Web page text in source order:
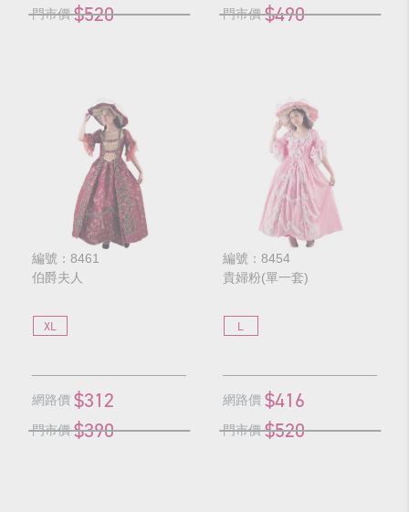
門市價 $520 門市價 $490
編號：8461
伯爵夫人
XL
網路價 $312
門市價 $390
編號：8454
貴婦粉(單一套)
L
網路價 $416
門市價 $520